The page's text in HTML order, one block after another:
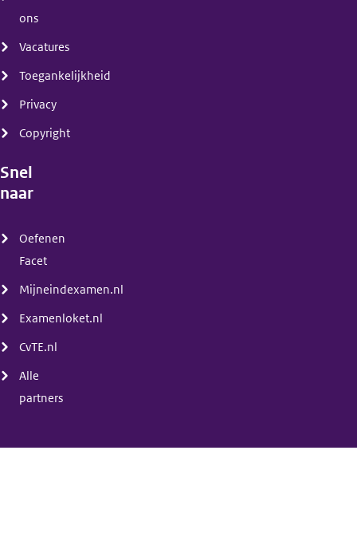
ons
Vacatures
Toegankelijkheid
Privacy
Copyright
Snel
naar
Oefenen
Facet
Mijneindexamen.nl
Examenloket.nl
CvTE.nl
Alle
partners